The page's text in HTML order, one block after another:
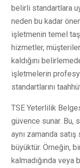
belirli standartlara
neden bu kadar
işletmenin temel
hizmetler,
kaldığını
işletmelerin
standartlarını
TSE Yeterlilik
güvence sunar. Bu,
aynı zamanda
büyüktür. Örneğin,
kalmadığında veya